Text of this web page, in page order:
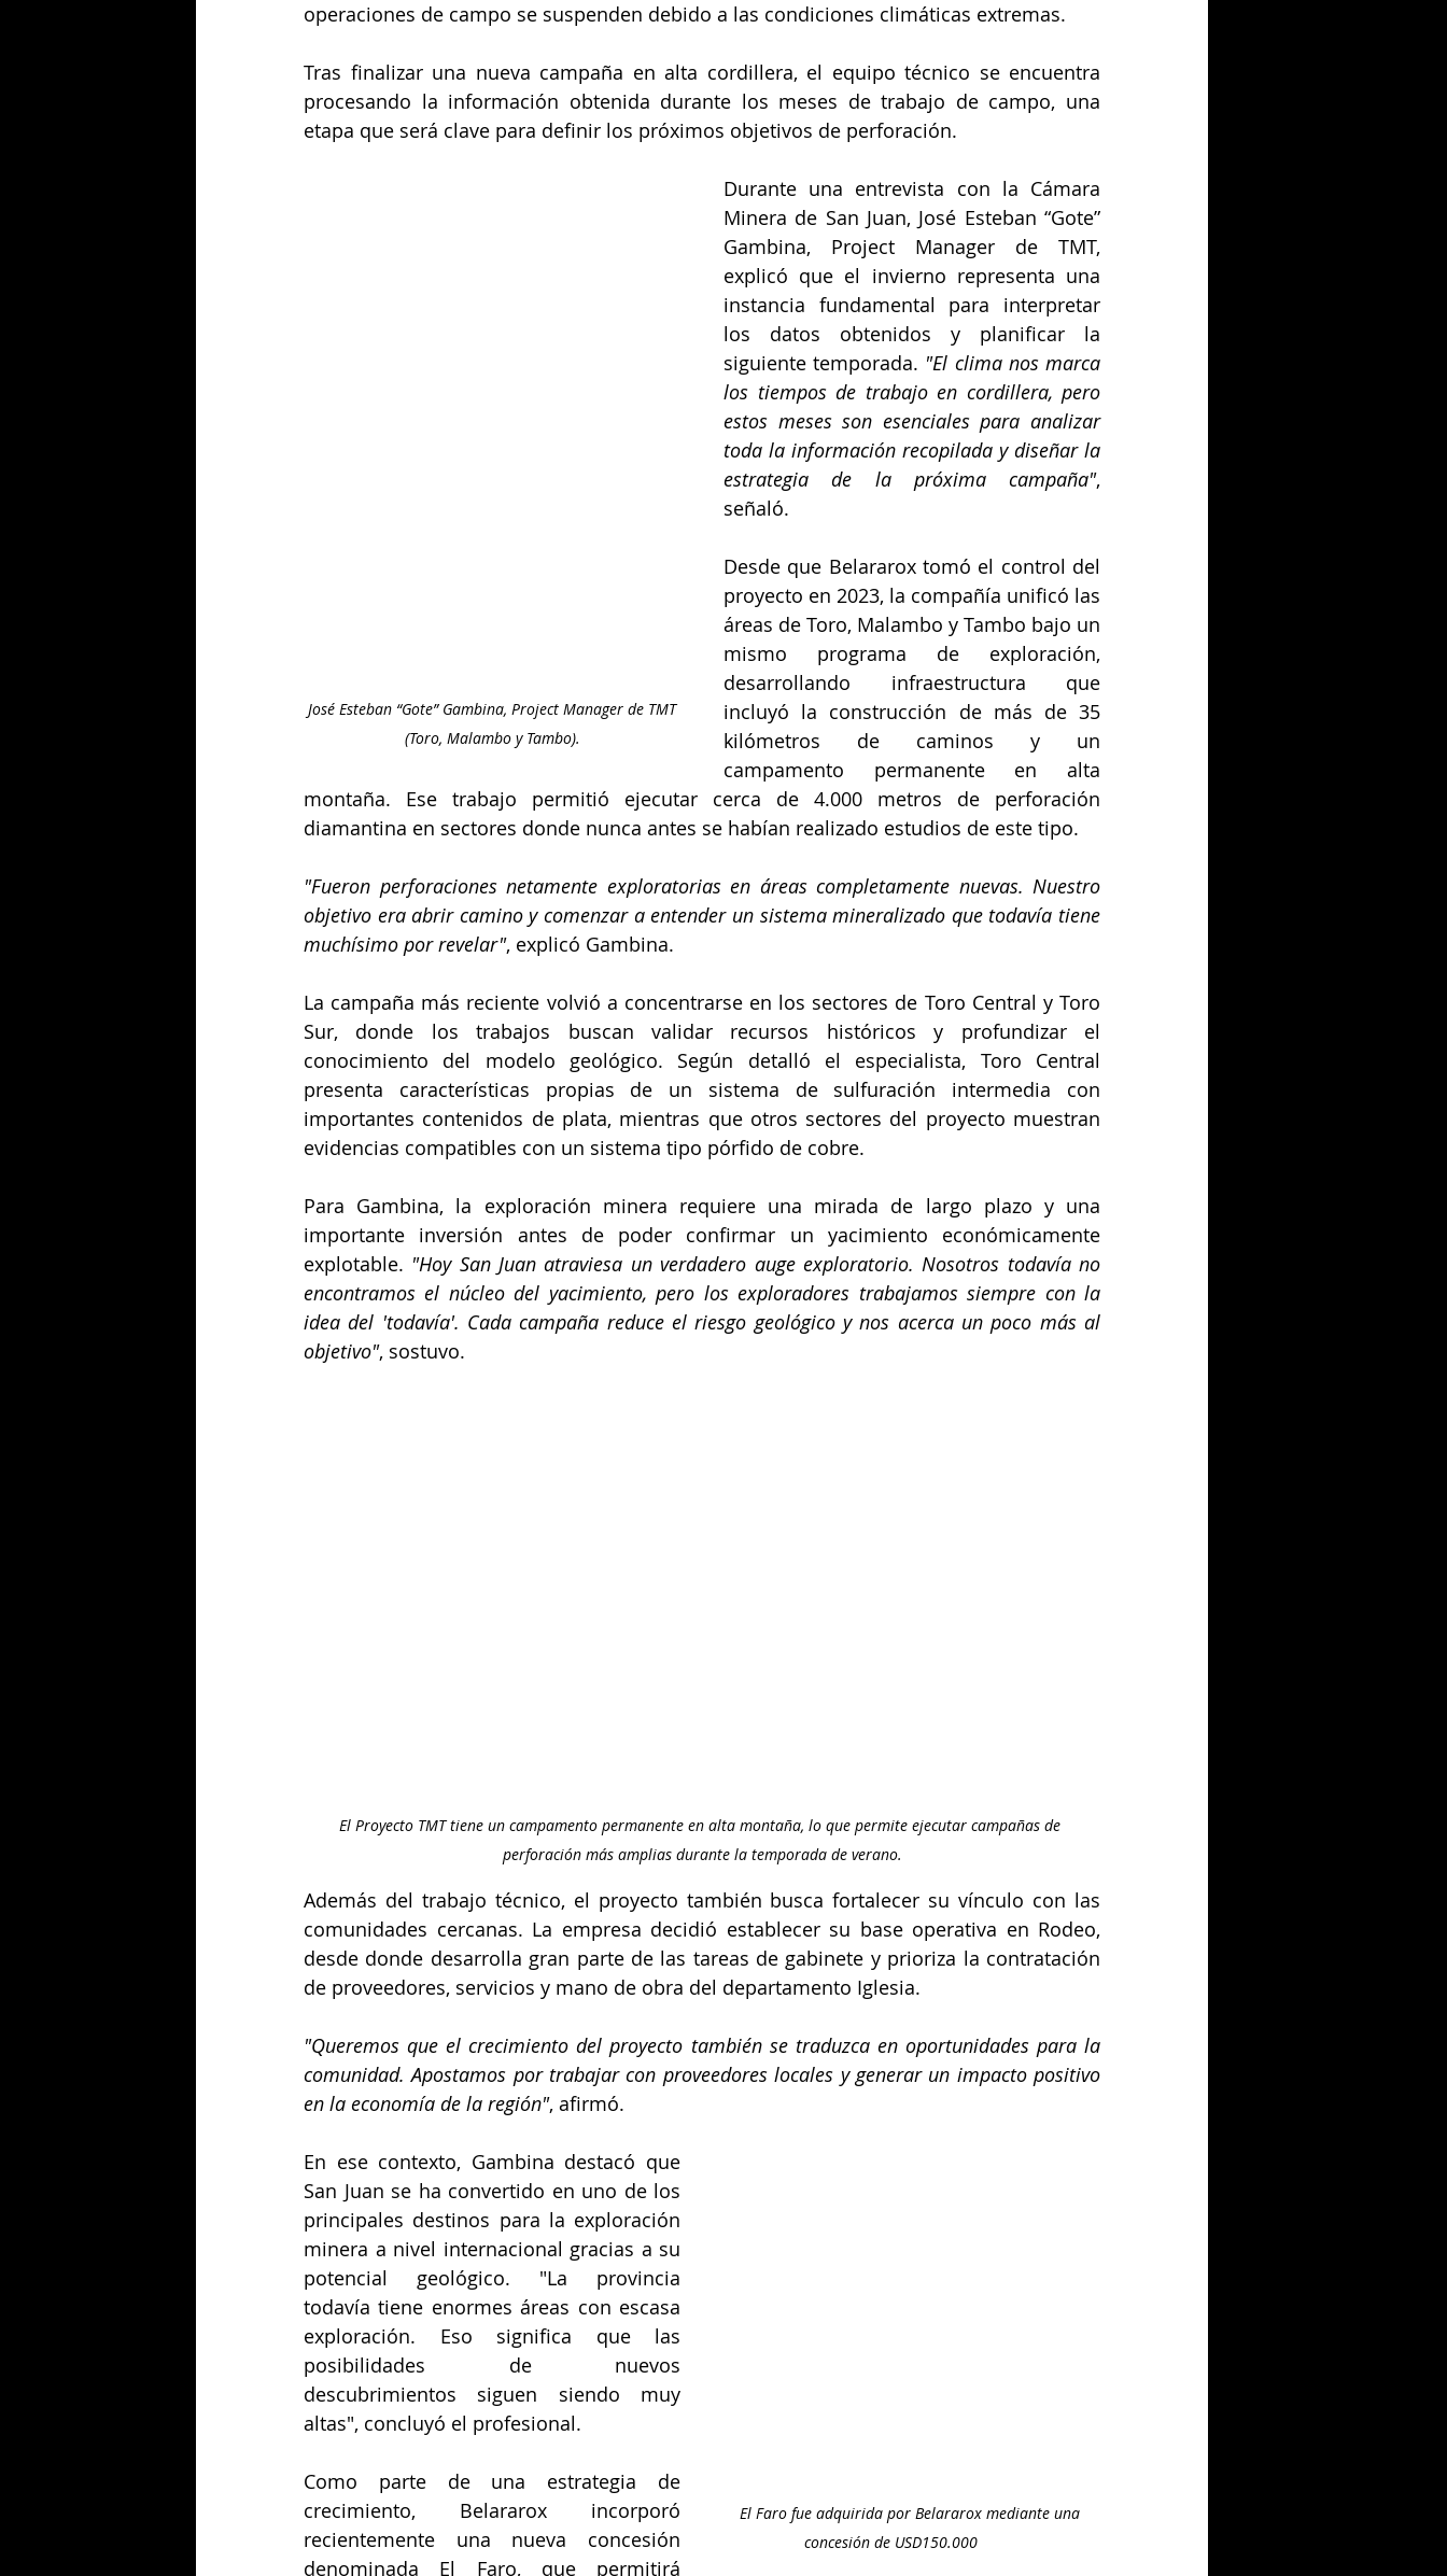
operaciones de campo se suspenden debido a las condiciones climáticas extremas.
Tras finalizar una nueva campaña en alta cordillera, el equipo técnico se encuentra
procesando la información obtenida durante los meses de trabajo de campo, una
etapa que será clave para definir los próximos objetivos de perforación.
José Esteban “Gote” Gambina, Project Manager de TMT
(Toro, Malambo y Tambo).
Durante una entrevista con la Cámara
Minera de San Juan, José Esteban “Gote”
Gambina, Project Manager de TMT,
explicó que el invierno representa una
instancia fundamental para interpretar
los datos obtenidos y planificar la
siguiente temporada. "El clima nos marca
los tiempos de trabajo en cordillera, pero
estos meses son esenciales para analizar
toda la información recopilada y diseñar la
estrategia de la próxima campaña",
señaló.
Desde que Belararox tomó el control del
proyecto en 2023, la compañía unificó las
áreas de Toro, Malambo y Tambo bajo un
mismo programa de exploración,
desarrollando infraestructura que
incluyó la construcción de más de 35
kilómetros de caminos y un
campamento permanente en alta
montaña. Ese trabajo permitió ejecutar cerca de 4.000 metros de perforación
diamantina en sectores donde nunca antes se habían realizado estudios de este tipo.
"Fueron perforaciones netamente exploratorias en áreas completamente nuevas. Nuestro
objetivo era abrir camino y comenzar a entender un sistema mineralizado que todavía tiene
muchísimo por revelar", explicó Gambina.
La campaña más reciente volvió a concentrarse en los sectores de Toro Central y Toro
Sur, donde los trabajos buscan validar recursos históricos y profundizar el
conocimiento del modelo geológico. Según detalló el especialista, Toro Central
presenta características propias de un sistema de sulfuración intermedia con
importantes contenidos de plata, mientras que otros sectores del proyecto muestran
evidencias compatibles con un sistema tipo pórfido de cobre.
Para Gambina, la exploración minera requiere una mirada de largo plazo y una
importante inversión antes de poder confirmar un yacimiento económicamente
explotable. "Hoy San Juan atraviesa un verdadero auge exploratorio. Nosotros todavía no
encontramos el núcleo del yacimiento, pero los exploradores trabajamos siempre con la
idea del 'todavía'. Cada campaña reduce el riesgo geológico y nos acerca un poco más al
objetivo", sostuvo.
El Proyecto TMT tiene un campamento permanente en alta montaña, lo que permite ejecutar campañas de
perforación más amplias durante la temporada de verano.
Además del trabajo técnico, el proyecto también busca fortalecer su vínculo con las
comunidades cercanas. La empresa decidió establecer su base operativa en Rodeo,
desde donde desarrolla gran parte de las tareas de gabinete y prioriza la contratación
de proveedores, servicios y mano de obra del departamento Iglesia.
"Queremos que el crecimiento del proyecto también se traduzca en oportunidades para la
comunidad. Apostamos por trabajar con proveedores locales y generar un impacto positivo
en la economía de la región", afirmó.
El Faro fue adquirida por Belararox mediante una
En ese contexto, Gambina destacó que
San Juan se ha convertido en uno de los
principales destinos para la exploración
minera a nivel internacional gracias a su
potencial geológico. "La provincia
todavía tiene enormes áreas con escasa
exploración. Eso significa que las
posibilidades de nuevos
descubrimientos siguen siendo muy
altas", concluyó el profesional.
Como parte de una estrategia de
crecimiento, Belararox incorporó
recientemente una nueva concesión
denominada El Faro, que permitirá